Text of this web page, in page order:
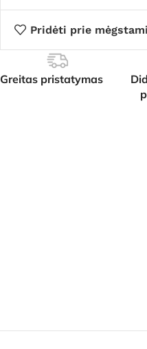
Pridėti prie
Greitas pristatymas